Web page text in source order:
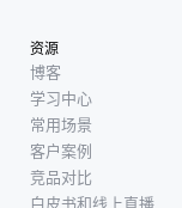
必须
明确
目
标，
资源
博客
学习中心
常用场景
客户案例
竞品对比
白皮书和线上直播